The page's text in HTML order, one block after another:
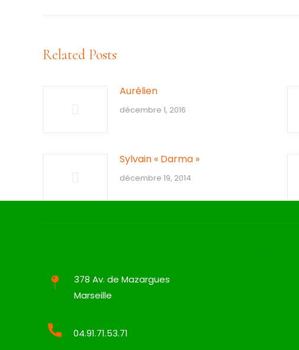
Related Posts
Aurélien
décembre 1, 2016
Sylvain « Darma »
décembre 19, 2014
378 Av. de Mazargues
Marseille
04.91.71.53.71